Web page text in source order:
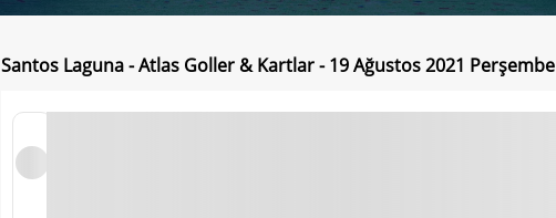
Santos Laguna - Atlas Goller & Kartlar - 19 Ağustos 2021 Perşembe